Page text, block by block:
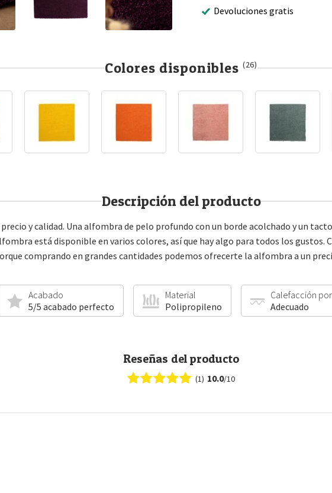
Devoluciones gratis
Colores disponibles (26)
Descripción del producto
y calidad. Una alfombra de pelo profundo con un borde acolchado y un
está disponible en varios colores, así que hay algo para todos los gustos.
comprando en grandes cantidades podemos ofrecerte la alfombra a un
Acabado
5/5 acabado perfecto
Material
Polipropileno
Calefacción
Adecuado
Reseñas del producto
(1) 10.0/10